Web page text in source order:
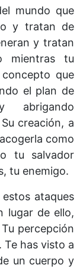
mundo que
y tratan de
y tratan
mientras tu
que
el plan de
creación, a
como
tu salvador
tu enemigo.
ataques
lugar de ello,
percepción
Te has visto a
un cuerpo y